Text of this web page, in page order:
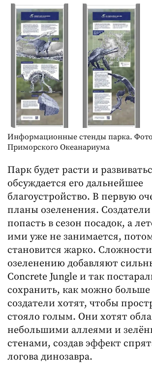
Информационные стенды парка.
Приморского Океанариума
Парк будет расти и
обсуждается его дальнейшее
благоустройство. В первую
планы озеленения.
попасть в сезон посадок, а
ими уже не занимается,
становится жарко.
озеленению добавляют
Concrete Jungle и так
сохранить, как можно больше
создатели хотят, чтобы
стояло голым. Они хотят
небольшими аллеями и
стенами, создав эффект
логова динозавра.